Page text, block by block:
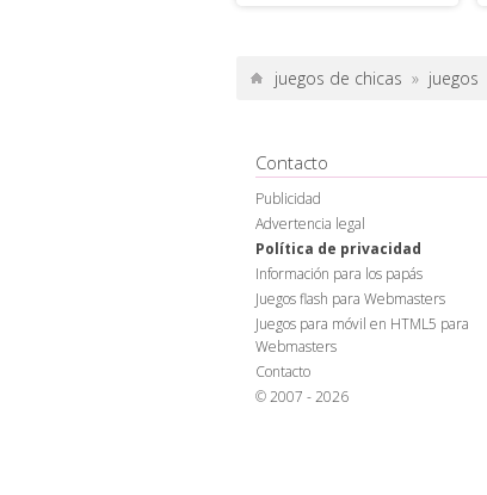
juegos de chicas » juegos
Contacto
Publicidad
Advertencia legal
Política de privacidad
Información para los papás
Juegos flash para Webmasters
Juegos para móvil en HTML5 para
Webmasters
Contacto
© 2007 - 2026